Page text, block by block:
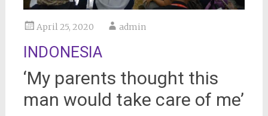
April 25, 2020 admin
INDONESIA
‘My parents thought this
man would take care of me’